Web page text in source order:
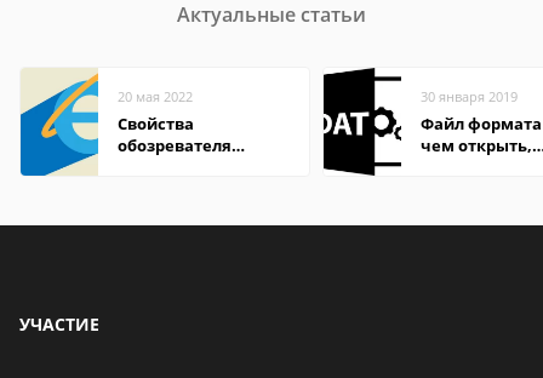
Актуальные статьи
20 мая 2022
Свойства
обозревателя
30 января 2019
Файл формата
чем открыть,
УЧАСТИЕ